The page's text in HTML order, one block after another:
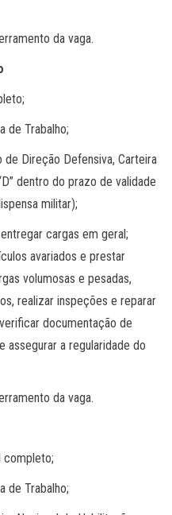
da vaga.
de Trabalho;
Direção Defensiva, Carteira
dentro do prazo de validade
militar);
cargas em geral;
avariados e prestar
volumosas e pesadas,
realizar inspeções e reparar
documentação de
assegurar a regularidade do
da vaga.
completo;
de Trabalho;